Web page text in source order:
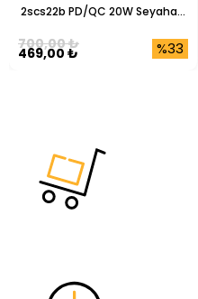
2scs22b PD/QC 20W Seyahat
%33
469,00 ₺
700,00 ₺